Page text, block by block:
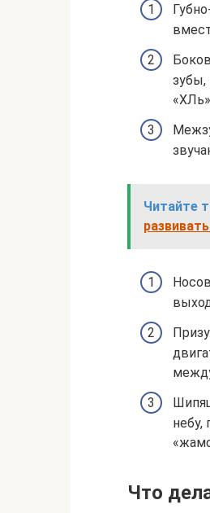
зубы,
Читайте
небу,
Что